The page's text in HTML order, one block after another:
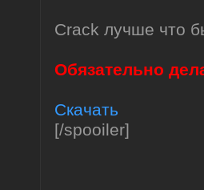
Crack лучше что
Обязательно
Скачать
[/spooiler]